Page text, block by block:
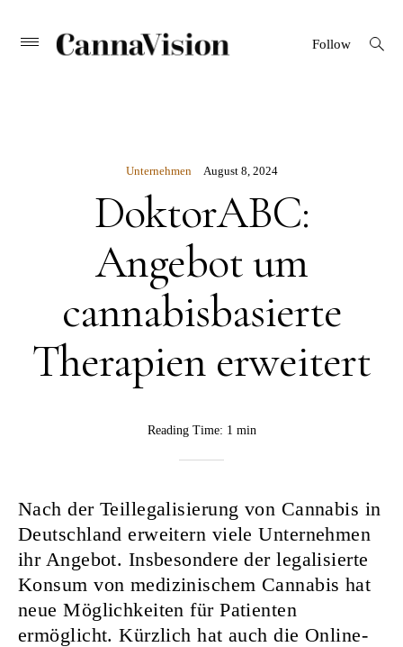
Skip Primary
Menu
CANNAVISION
Follow
open
search
Unternehmen August 8, 2024
DoktorABC:
Angebot um
cannabisbasierte
Therapien erweitert
Reading Time: 1 min
Nach der Teillegalisierung von Cannabis in
Deutschland erweitern viele Unternehmen
ihr Angebot. Insbesondere der legalisierte
Konsum von medizinischem Cannabis hat
neue Möglichkeiten für Patienten
ermöglicht. Kürzlich hat auch die Online-